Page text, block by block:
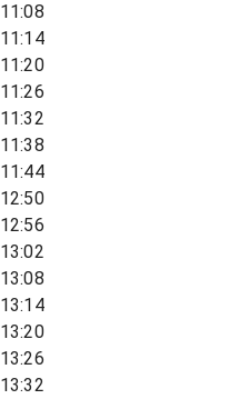
11:08
11:14
11:20
11:26
11:32
11:38
11:44
12:50
12:56
13:02
13:08
13:14
13:20
13:26
13:32